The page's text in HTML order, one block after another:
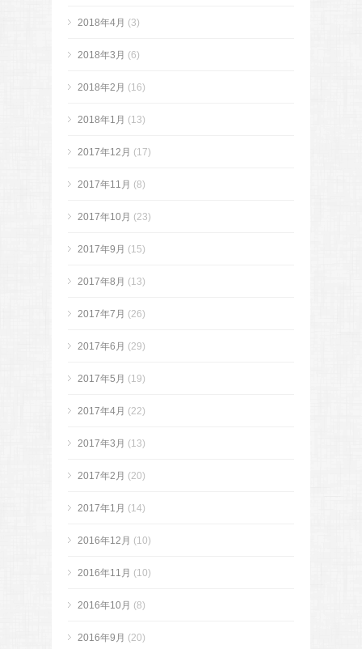
2018年4月 (3)
2018年3月 (6)
2018年2月 (16)
2018年1月 (13)
2017年12月 (17)
2017年11月 (8)
2017年10月 (23)
2017年9月 (15)
2017年8月 (13)
2017年7月 (26)
2017年6月 (29)
2017年5月 (19)
2017年4月 (22)
2017年3月 (13)
2017年2月 (20)
2017年1月 (14)
2016年12月 (10)
2016年11月 (10)
2016年10月 (8)
2016年9月 (20)